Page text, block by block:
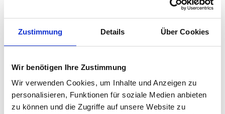
Zustimmung Details Über Cookies
Wir benötigen Ihre Zustimmung
Wir verwenden Cookies, um Inhalte und Anzeigen zu
personalisieren, Funktionen für soziale Medien anbieten
zu können und die Zugriffe auf unsere Website zu
Quadratmeterpreise in Freiberg am Neckar für
Wohnungspreise /m2 2024 2025 2026